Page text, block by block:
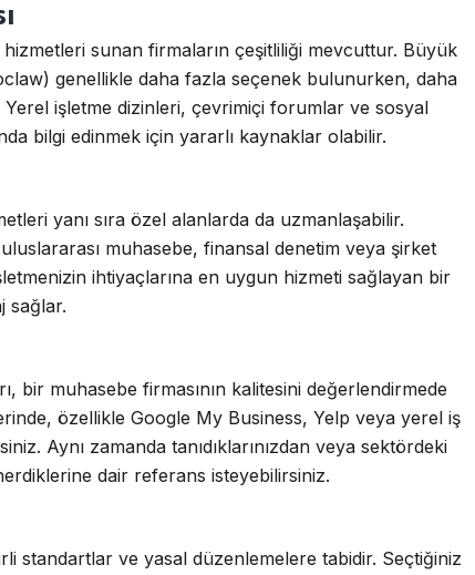
sunan firmaların çeşitliliği mevcuttur. Büyük
genellikle daha fazla seçenek bulunurken, daha
işletme dizinleri, çevrimiçi forumlar ve sosyal
bilgi edinmek için yararlı kaynaklar olabilir.
yanı sıra özel alanlarda da uzmanlaşabilir.
muhasebe, finansal denetim veya şirket
ihtiyaçlarına en uygun hizmeti sağlayan bir
sağlar.
bir muhasebe firmasının kalitesini değerlendirmede
özellikle Google My Business, Yelp veya yerel iş
Aynı zamanda tanıdıklarınızdan veya sektördeki
dair referans isteyebilirsiniz.
standartlar ve yasal düzenlemelere tabidir. Seçtiğiniz